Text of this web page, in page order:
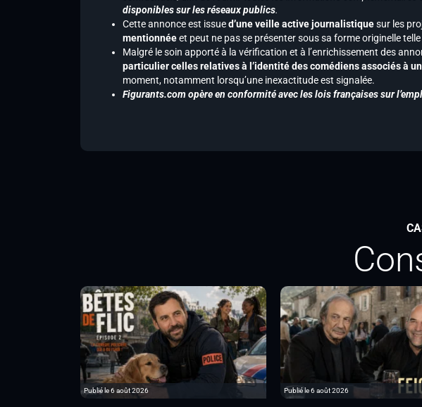
disponibles sur les réseaux publics.
Cette annonce est issued’une veille active journalistiquesur les
mentionnéeet peut ne pas se présenter sous sa forme originelle
Malgré le soin apporté à la vérification et à l’enrichissement des
particulier celles relatives à l’identité des comédiens associés à
moment, notamment lorsqu’une inexactitude est signalée.
Figurants.com opère en conformité avec les lois françaises sur
Publié le 6 août 2026 Publié le 6 août 2026